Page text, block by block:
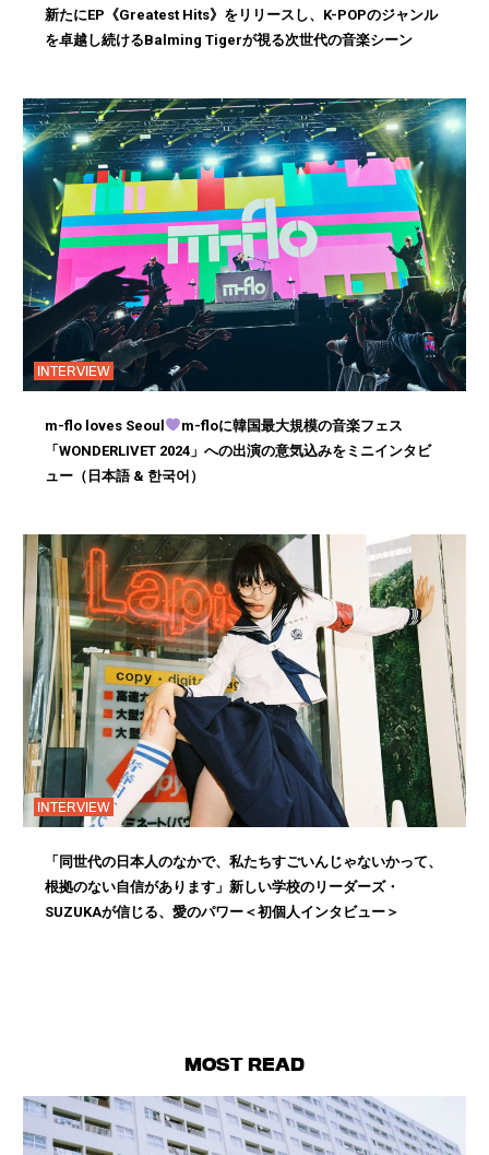
新たにEP《Greatest Hits》をリリースし、K-POPのジャンル
を卓越し続けるBalming Tigerが視る次世代の音楽シーン
INTERVIEW
m-flo loves Seoul
m-floに韓国最大規模の音楽フェス
「WONDERLIVET 2024」への出演の意気込みをミニインタビ
ュー（日本語 & 한국어）
INTERVIEW
「同世代の日本人のなかで、私たちすごいんじゃないかって、
根拠のない自信があります」新しい学校のリーダーズ・
SUZUKAが信じる、愛のパワー＜初個人インタビュー＞
MOST READ